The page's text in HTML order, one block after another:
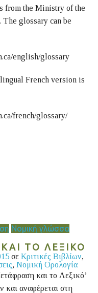
from the Ministry of the
The glossary can be
english/glossary
French version is
french/glossary/
Νομική γλώσσα
ΤΟ ΛΕΞΙΚΟ
σε Κριτικές Βιβλίων,
, Νομική Ορολογία
και το Λεξικό’
και αναφέρεται στη